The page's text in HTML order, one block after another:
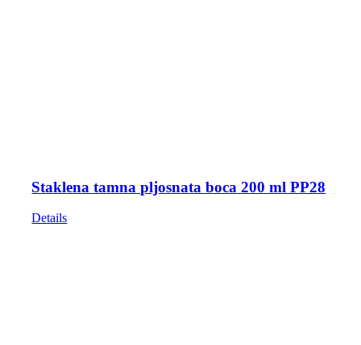
Staklena tamna pljosnata boca 200 ml PP28
Details